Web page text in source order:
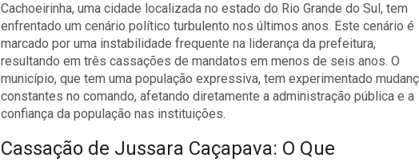
Cachoeirinha, uma cidade localizada no estado do Rio Grande do Sul, tem
enfrentado um cenário político turbulento nos últimos anos. Este cenário é
marcado por uma instabilidade frequente na liderança da prefeitura,
resultando em três cassações de mandatos em menos de seis anos. O
município, que tem uma população expressiva, tem experimentado
constantes no comando, afetando diretamente a administração pública e a
confiança da população nas instituições.
Cassação de Jussara Caçapava: O Que